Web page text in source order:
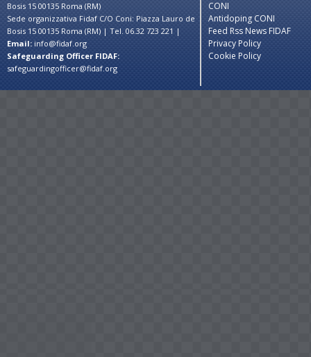
Bosis 15 00135 Roma (RM)
Sede organizzativa Fidaf C/O Coni: Piazza Lauro de
Bosis 15 00135 Roma (RM) | Tel. 06.32 723 221 |
Email: info@fidaf.org
Safeguarding Officer FIDAF:
safeguardingofficer@fidaf.org
CONI
Antidoping CONI
Feed Rss News FIDAF
Privacy Policy
Cookie Policy